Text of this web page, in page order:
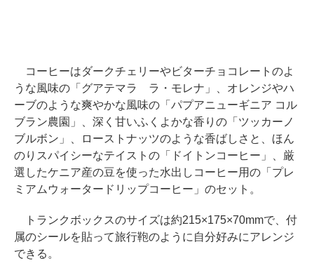
コーヒーはダークチェリーやビターチョコレートのよ
うな風味の「グアテマラ ラ・モレナ」、オレンジやハ
ーブのような爽やかな風味の「パプアニューギニア コル
ブラン農園」、深く甘いふくよかな香りの「ツッカーノ
ブルボン」、ローストナッツのような香ばしさと、ほん
のりスパイシーなテイストの「ドイトンコーヒー」、厳
選したケニア産の豆を使った水出しコーヒー用の「プレ
ミアムウォータードリップコーヒー」のセット。
トランクボックスのサイズは約215×175×70mmで、付
属のシールを貼って旅行鞄のように自分好みにアレンジ
できる。